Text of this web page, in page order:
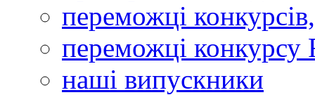
переможці
переможці конкурсу
наші випускники